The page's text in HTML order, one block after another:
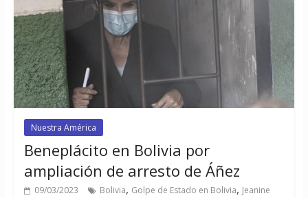
Nuestra América
Beneplácito en Bolivia por
ampliación de arresto de Áñez
09/03/2023 Bolivia, Golpe de Estado en Bolivia, Jeanine